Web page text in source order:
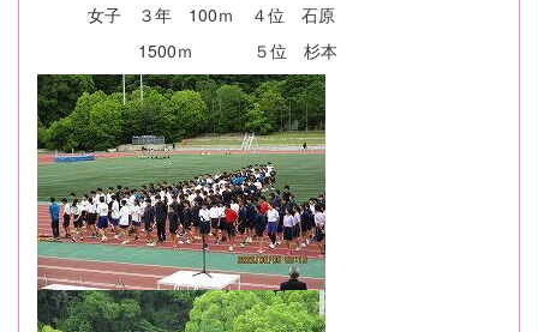
女子 ３年 100ｍ ４位 石原
1500ｍ ５位 杉本